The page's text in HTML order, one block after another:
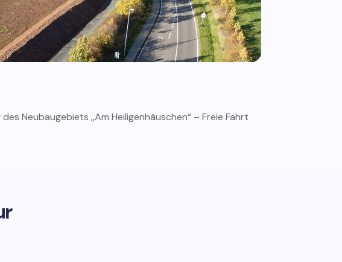
Neubaugebiets „Am Heiligenhäuschen“ – Freie Fahrt